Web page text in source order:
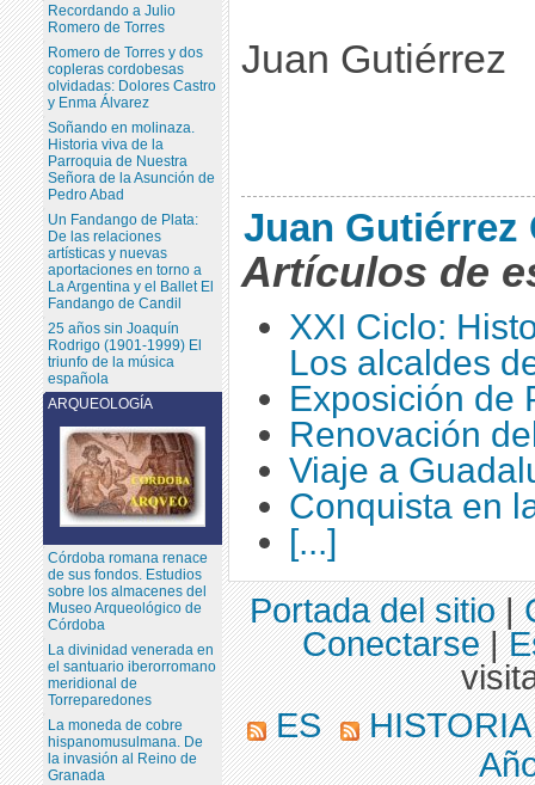
Juan Gutiérrez
Juan Gutiérrez
Artículos de
XXI Ciclo:
Los alcaldes
Exposición de
Renovación
Viaje a
Conquista en
[...]
ARQUEOLOGÍA
Córdoba romana renace
de sus fondos. Estudios
sobre los almacenes del
Museo Arqueológico de
Córdoba
La divinidad venerada en
el santuario iberorromano
meridional de
Torreparedones
La moneda de cobre
hispanomusulmana. De
la invasión al Reino de
Granada
Recordando a Julio
Romero de Torres
Romero de Torres y dos
copleras cordobesas
olvidadas: Dolores Castro
y Enma Álvarez
Soñando en molinaza.
Historia viva de la
Parroquia de Nuestra
Señora de la Asunción de
Pedro Abad
Un Fandango de Plata:
De las relaciones
artísticas y nuevas
aportaciones en torno a
La Argentina y el Ballet El
Fandango de Candil
25 años sin Joaquín
Rodrigo (1901-1999) El
triunfo de la música
española
Portada del sitio|
Conectarse|
ES